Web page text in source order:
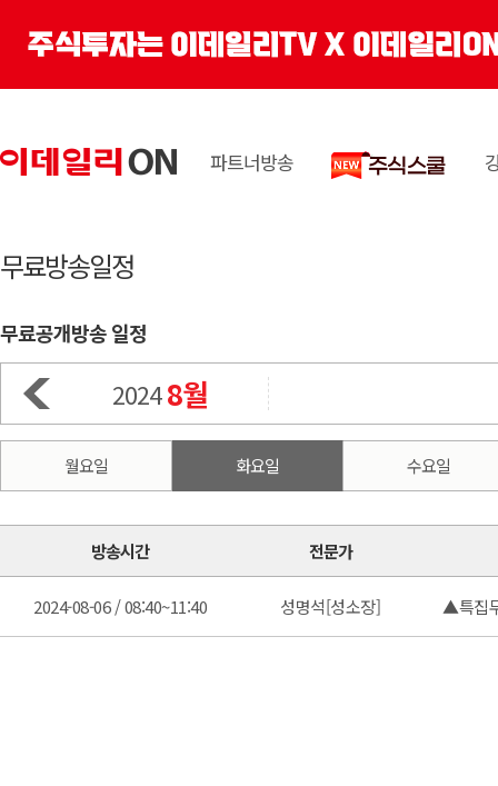
파트너방송
무료방송일정
무료공개방송 일정
20248월
월요일 화요일 수요일
방송시간 전문가
2024-08-06 / 08:40~11:40 성명석[성소장] ▲특집